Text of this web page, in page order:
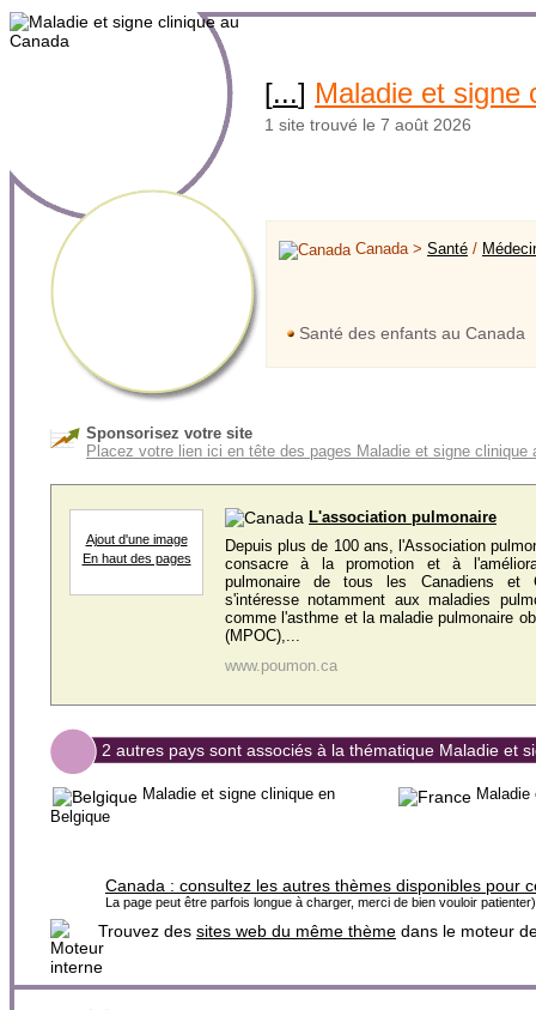
[...] Maladie et signe
1 site trouvé le 7 août 2026
Canada > Santé /
Santé des enfants au Canada
Sponsorisez votre site
Placez votre lien ici en tête des pages Maladie et signe clinique
Ajout d'une image
En haut des pages
L'association pulmonaire
Depuis plus de 100 ans, l'Association
consacre à la promotion et à
pulmonaire de tous les Canadiens et
s'intéresse notamment aux maladies
comme l'asthme et la maladie pulmonaire
(MPOC),...
www.poumon.ca
2 autres pays sont associés à la thématique Maladie et
Maladie et signe clinique en
Belgique
Canada : consultez les autres thèmes disponibles pour
La page peut être parfois longue à charger, merci de bien vouloir patienter)
Trouvez des sites web du même thème dans le moteur